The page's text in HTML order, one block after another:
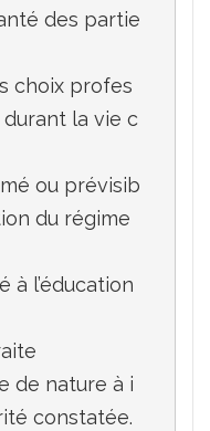
des partie
choix profes
la vie c
ou prévisib
du régime
à l’éducation
de nature à i
constatée.